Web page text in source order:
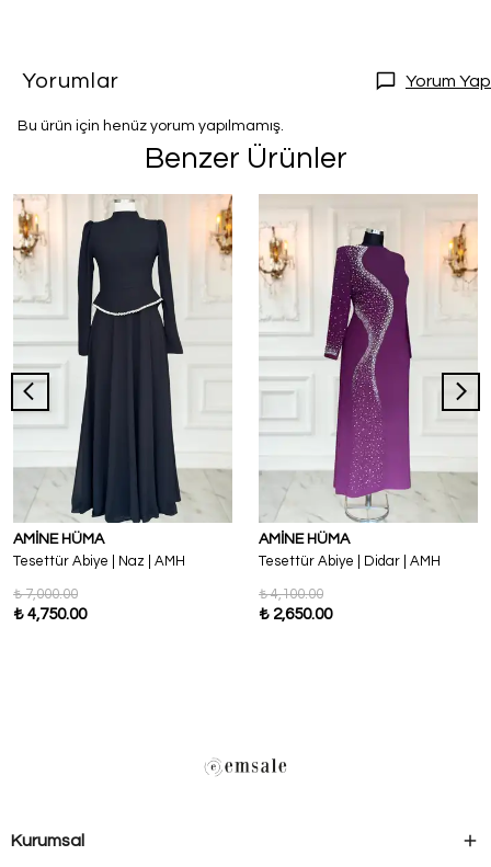
Yorumlar Yorum Yap
Bu ürün için henüz yorum yapılmamış.
Benzer Ürünler
AMİNE HÜMA
Tesettür Abiye | Naz | AMH
₺ 7,000.00
₺ 4,750.00
AMİNE HÜMA
Tesettür Abiye | Didar | AMH
₺ 4,100.00
₺ 2,650.00
Kurumsal